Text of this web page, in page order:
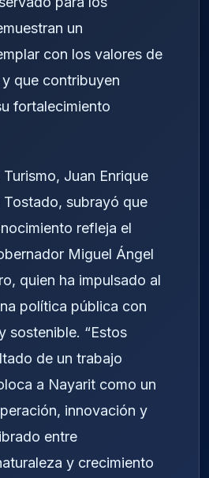
un
con los valores de
que contribuyen
fortalecimiento
Juan Enrique
Tostado, subrayó que
refleja el
Miguel Ángel
quien ha impulsado al
política pública con
sostenible. “Estos
de un trabajo
a Nayarit como un
innovación y
entre
y crecimiento